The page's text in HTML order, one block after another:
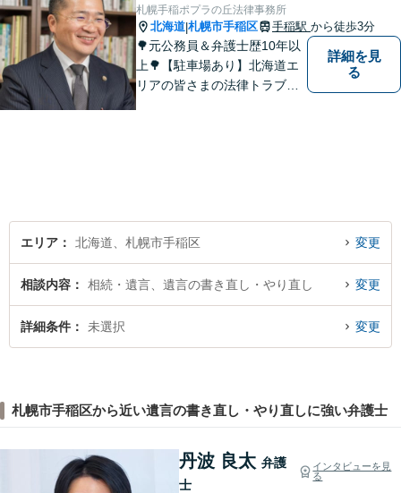
札幌手稲ポプラの丘法律事務所
北海道|札幌市手稲区 手稲駅 から徒歩3分
🌳元公務員＆弁護士歴10年以
上🌳【駐車場あり】北海道エ
リアの皆さまの法律トラブル
詳細を見
る
エリア 北海道、札幌市手稲区 変更
相談内容 相続・遺言、遺言の書き直し・やり直し 変更
詳細条件 未選択 変更
札幌市手稲区から近い遺言の書き直し・やり直しに強い弁護士
丹波 良太 弁護
士
インタビューを見
る